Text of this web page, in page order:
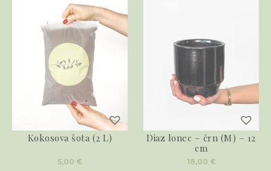
Kokosova šota (2 L)
5,00 €
Diaz lonec – črn (M) – 12
cm
18,00 €